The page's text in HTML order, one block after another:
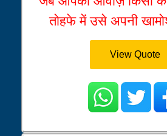
तोहफे में उसे अपनी
View Quote